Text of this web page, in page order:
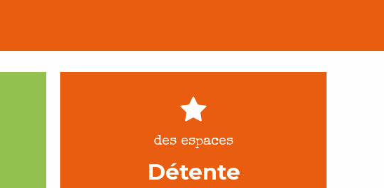
des espaces
Détente